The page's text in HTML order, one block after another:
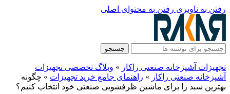
رفتن به ناوبری رفتن به محتوای اصلی
جستجو
تجهیزات آشپزخانه صنعتی راکار » وبلاگ تخصصی تجهیزات
آشپزخانه صنعتی راکار » راهنمای جامع خرید تجهیزات » چگونه
بهترین سبد را برای ماشین ظرفشویی صنعتی خود انتخاب کنیم؟